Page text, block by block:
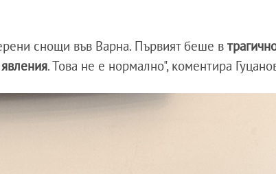
снощи във Варна. Първият беше в
. Това не е нормално", коментира